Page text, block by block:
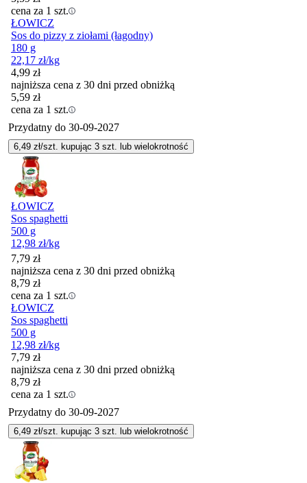
cena za 1 szt.
ŁOWICZ
Sos do pizzy z ziołami (łagodny)
180 g
22,17 zł/kg
4,99 zł
najniższa cena z 30 dni przed obniżką
5,59 zł
cena za 1 szt.
Przydatny do 30-09-2027
6,49 zł/szt. kupując 3 szt. lub wielokrotność
ŁOWICZ
Sos spaghetti
500 g
12,98 zł/kg
7,79 zł
najniższa cena z 30 dni przed obniżką
8,79 zł
cena za 1 szt.
ŁOWICZ
Sos spaghetti
500 g
12,98 zł/kg
7,79 zł
najniższa cena z 30 dni przed obniżką
8,79 zł
cena za 1 szt.
Przydatny do 30-09-2027
6,49 zł/szt. kupując 3 szt. lub wielokrotność